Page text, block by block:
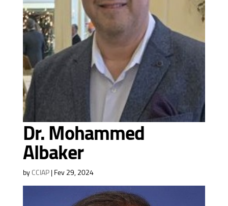
Dr. Mohammed
Albaker
byCCIAP|Fev 29, 2024